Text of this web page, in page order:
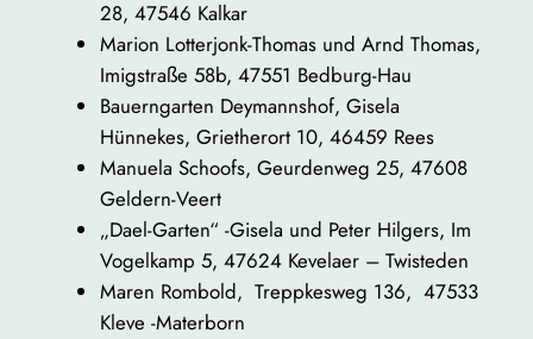
28, 47546 Kalkar
Marion Lotterjonk-Thomas und Arnd Thomas,
Imigstraße 58b, 47551 Bedburg-Hau
Bauerngarten Deymannshof, Gisela
Hünnekes, Grietherort 10, 46459 Rees
Manuela Schoofs, Geurdenweg 25, 47608
Geldern-Veert
„Dael-Garten“ -Gisela und Peter Hilgers, Im
Vogelkamp 5, 47624 Kevelaer – Twisteden
Maren Rombold, Treppkesweg 136, 47533
Kleve -Materborn